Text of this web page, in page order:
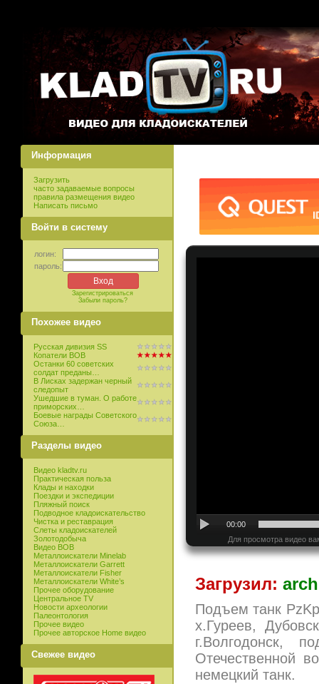
Информация
Загрузить
часто задаваемые вопросы
правила размещения видео
Написать письмо
Войти в систему
логин:
пароль:
Зарегистрироваться
Забыли пароль?
Похожее видео
Русская дивизия SS
Копатели ВОВ
Останки 60 советских
солдат преданы…
В Лисках задержан черный
следопыт
Ушедшие в туман. О работе
приморских…
Боевые награды Советского
Союза…
Разделы видео
Видео kladtv.ru
Практическая польза
Клады и находки
Поездки и экспедиции
Пляжный поиск
Подводное кладоискательство
Чистка и реставрация
Слеты кладоискателей
Золотодобыча
Видео ВОВ
Металлоискатели Minelab
Металлоискатели Garrett
Металлоискатели Fisher
Металлоискатели White’s
Прочее оборудование
Центральное TV
Новости археологии
Палеонтология
Прочее видео
Прочее авторское Home видео
Свежее видео
00:00
Для просмотра видео
Загрузил:
Подъем танк
х.Гуреев,
г.Волгодонск,
Отечественной
немецкий танк.